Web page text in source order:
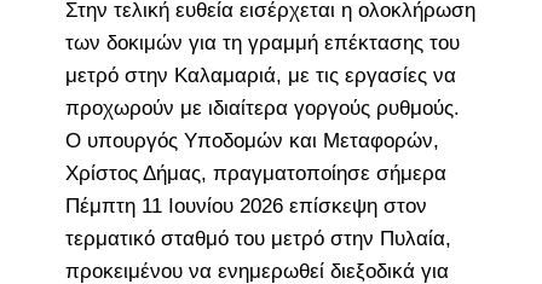
Στην τελική ευθεία εισέρχεται η ολοκλήρωση
των δοκιμών για τη γραμμή επέκτασης του
μετρό στην Καλαμαριά, με τις εργασίες να
προχωρούν με ιδιαίτερα γοργούς ρυθμούς.
Ο υπουργός Υποδομών και Μεταφορών,
Χρίστος Δήμας, πραγματοποίησε σήμερα
Πέμπτη 11 Ιουνίου 2026 επίσκεψη στον
τερματικό σταθμό του μετρό στην Πυλαία,
προκειμένου να ενημερωθεί διεξοδικά για